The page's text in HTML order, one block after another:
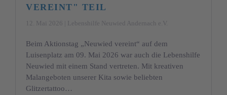
VEREINT" TEIL
12. Mai 2026 | Lebenshilfe Neuwied Andernach e.V.
Beim Aktionstag „Neuwied vereint“ auf dem
Luisenplatz am 09. Mai 2026 war auch die Lebenshilfe
Neuwied mit einem Stand vertreten. Mit kreativen
Malangeboten unserer Kita sowie beliebten
Glitzertattoo…